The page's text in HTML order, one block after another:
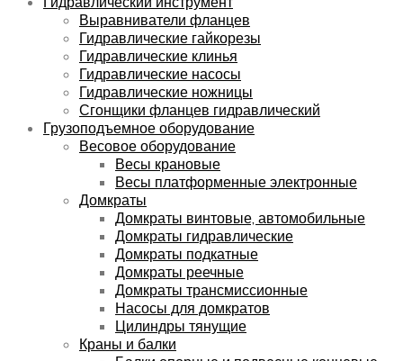
Выравниватели фланцев
Гидравлические гайкорезы
Гидравлические клинья
Гидравлические насосы
Гидравлические ножницы
Сгонщики фланцев гидравлический
Грузоподъемное оборудование
Весовое оборудование
Весы крановые
Весы платформенные электронные
Домкраты
Домкраты винтовые, автомобильные
Домкраты гидравлические
Домкраты подкатные
Домкраты реечные
Домкраты трансмиссионные
Насосы для домкратов
Цилиндры тянущие
Краны и балки